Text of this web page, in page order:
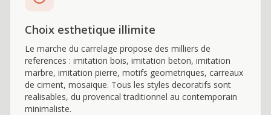
Choix esthetique illimite
Le marche du carrelage propose des milliers de
references : imitation bois, imitation beton, imitation
marbre, imitation pierre, motifs geometriques, carreaux
de ciment, mosaique. Tous les styles decoratifs sont
realisables, du provencal traditionnel au contemporain
minimaliste.